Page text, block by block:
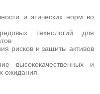
и этических норм во
технологий для
рисков и защиты активов
высококачественных и
ожидания